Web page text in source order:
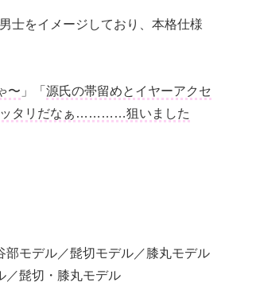
士をイメージしており、本格仕様
〜 」「 源氏の帯留めとイヤーアクセ
ッタリだなぁ…………狙いました
部モデル／髭切モデル／膝丸モデル
／髭切・膝丸モデル